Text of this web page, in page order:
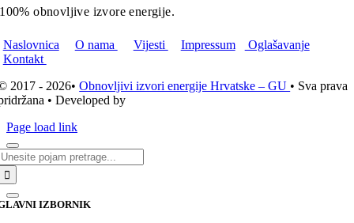
100% obnovljive izvore energije.
Naslovnica O nama Vijesti Impressum
Oglašavanje
Kontakt
2017 - 2026•Obnovljivi izvori energije Hrvatske – GU • Sva prava
• Developed by
Page load link
IZBORNIK